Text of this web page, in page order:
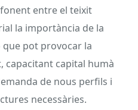
entre el teixit
la importància de la
pot provocar la
capacitant capital humà
de nous perfils i
necessàries.